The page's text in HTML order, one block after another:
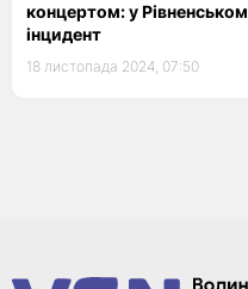
концертом: у
інцидент
18 листопада 2024, 07:50